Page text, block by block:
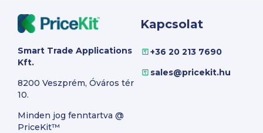
Smart Trade Applications
Kft.
8200 Veszprém, Óváros tér
10.
Minden jog fenntartva @
PriceKit™
Kapcsolat
+36 20 213 7690
sales@pricekit.hu